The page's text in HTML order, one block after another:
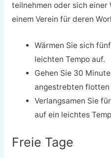
teilnehmen oder sich einer
einem Verein für deren
Wärmen Sie sich
leichten Tempo auf.
Gehen Sie 30
angestrebten flotten
Verlangsamen Sie
auf ein leichtes
Freie Tage